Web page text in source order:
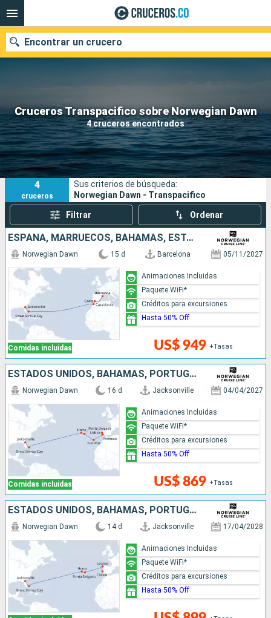
Cruceros Transpacifico sobre Norwegian Dawn
4 cruceros encontrados
Encontrar un crucero
Fecha de salida
Buscar
4
cruceros
Sus criterios de búsqueda:
Norwegian Dawn - Transpacifico
Filtrar Ordenar
ESPAÑA, MARRUECOS, BAHAMAS, ESTADOS UNIDOS
Comidas incluidas
Norwegian Dawn 15 d Barcelona 05/11/2027
US$ 949 +Tasas
Animaciones Incluidas
Paquete WiFi*
Créditos para excursiones
Hasta 50% Off
ESTADOS UNIDOS, BAHAMAS, PORTUGAL
Comidas incluidas
Norwegian Dawn 16 d Jacksonville 04/04/2027
US$ 869 +Tasas
Animaciones Incluidas
Paquete WiFi*
Créditos para excursiones
Hasta 50% Off
ESTADOS UNIDOS, BAHAMAS, PORTUGAL
Norwegian Dawn 14 d Jacksonville 17/04/2028
Animaciones Incluidas
Paquete WiFi*
Créditos para excursiones
Hasta 50% Off